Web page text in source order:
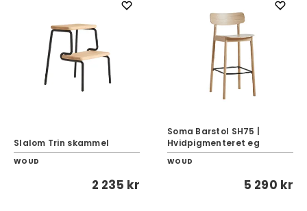
Slalom Trin skammel
WOUD
2 235 kr
Soma Barstol SH75 |
Hvidpigmenteret eg
WOUD
5 290 kr